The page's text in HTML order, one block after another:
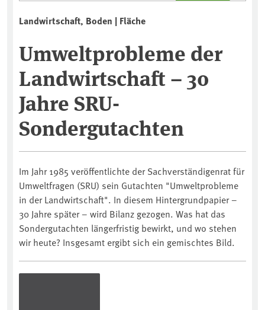
Landwirtschaft, Boden | Fläche
Umweltprobleme der
Landwirtschaft – 30
Jahre SRU-
Sondergutachten
Im Jahr 1985 veröffentlichte der Sachverständigenrat für
Umweltfragen (SRU) sein Gutachten "Umweltprobleme
in der Landwirtschaft". In diesem Hintergrundpapier –
30 Jahre später – wird Bilanz gezogen. Was hat das
Sondergutachten längerfristig bewirkt, und wo stehen
wir heute? Insgesamt ergibt sich ein gemischtes Bild.